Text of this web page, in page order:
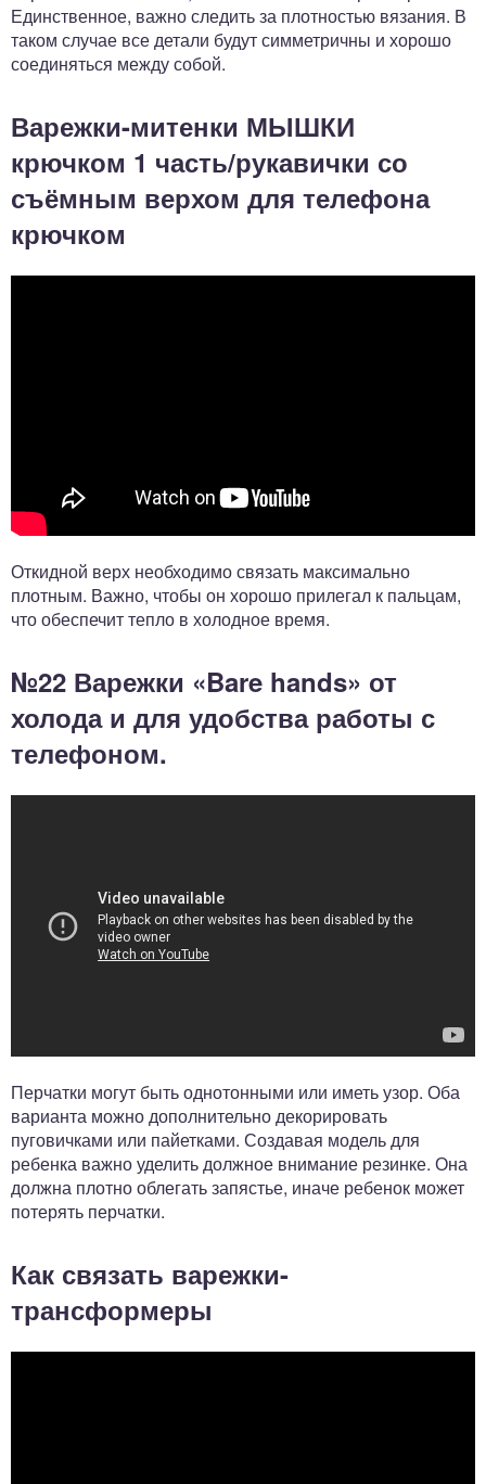
Единственное, важно следить за плотностью вязания. В
таком случае все детали будут симметричны и хорошо
соединяться между собой.
Варежки-митенки МЫШКИ
крючком 1 часть/рукавички со
съёмным верхом для телефона
крючком
Откидной верх необходимо связать максимально
плотным. Важно, чтобы он хорошо прилегал к пальцам,
что обеспечит тепло в холодное время.
№22 Варежки «Bare hands» от
холода и для удобства работы с
телефоном.
Перчатки могут быть однотонными или иметь узор. Оба
варианта можно дополнительно декорировать
пуговичками или пайетками. Создавая модель для
ребенка важно уделить должное внимание резинке. Она
должна плотно облегать запястье, иначе ребенок может
потерять перчатки.
Как связать варежки-
трансформеры